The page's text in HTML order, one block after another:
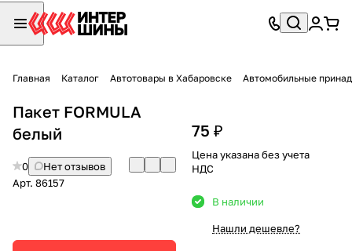
Главная Каталог Автотовары в Хабаровске Автомобильные
Пакет FORMULA
белый
0
Нет отзывов
Арт. 86157
75 ₽
Цена указана без учета
НДС
В наличии
Нашли дешевле?